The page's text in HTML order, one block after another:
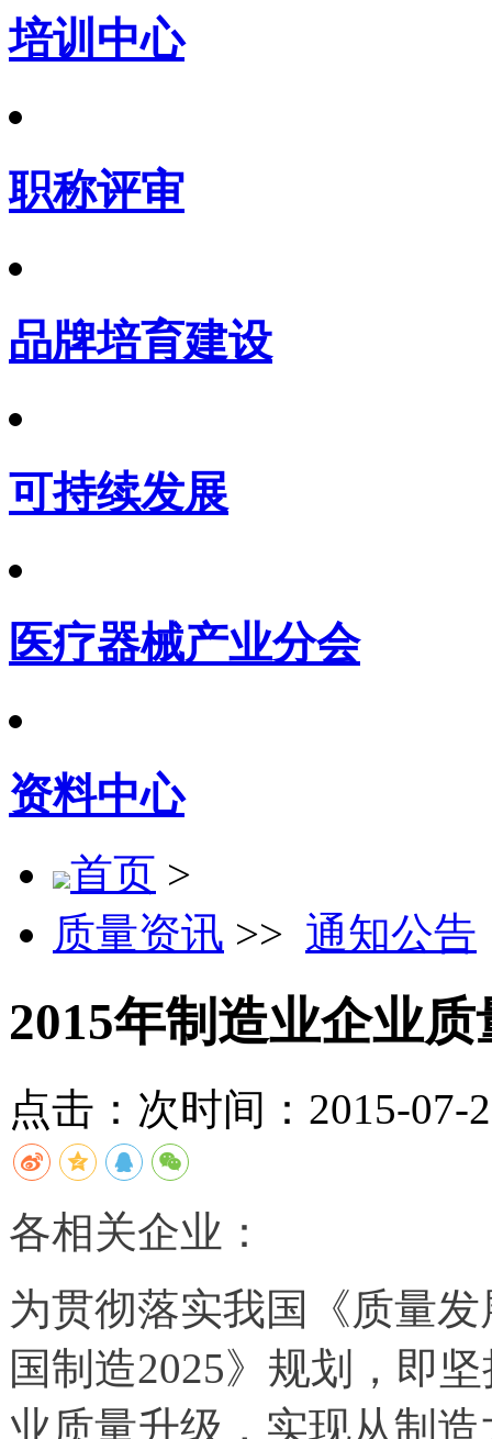
培训中心
职称评审
品牌培育建设
可持续发展
医疗器械产业分会
资料中心
首页 >
质量资讯 >> 通知公告
2015年制造业企业
点击： 次时间：2015-07-
各相关企业：
为贯彻落实我国《质量
国制造2025》规划，即
业质量升级，实现从制